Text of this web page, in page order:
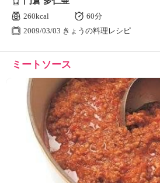
260kcal
60分
2009/03/03 きょうの料理レシピ
ミートソース